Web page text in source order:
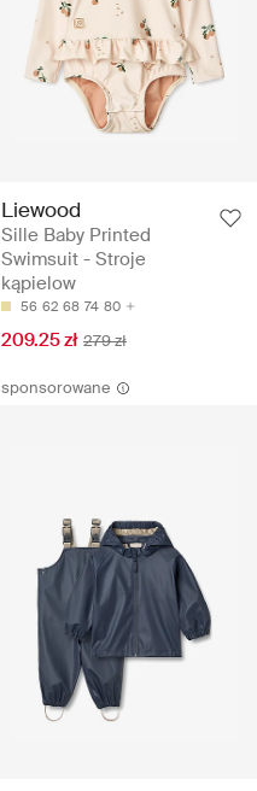
Liewood
Sille Baby Printed
Swimsuit - Stroje
kąpielow
56 62 68 74 80
209.25 zł 279 zł
sponsorowane